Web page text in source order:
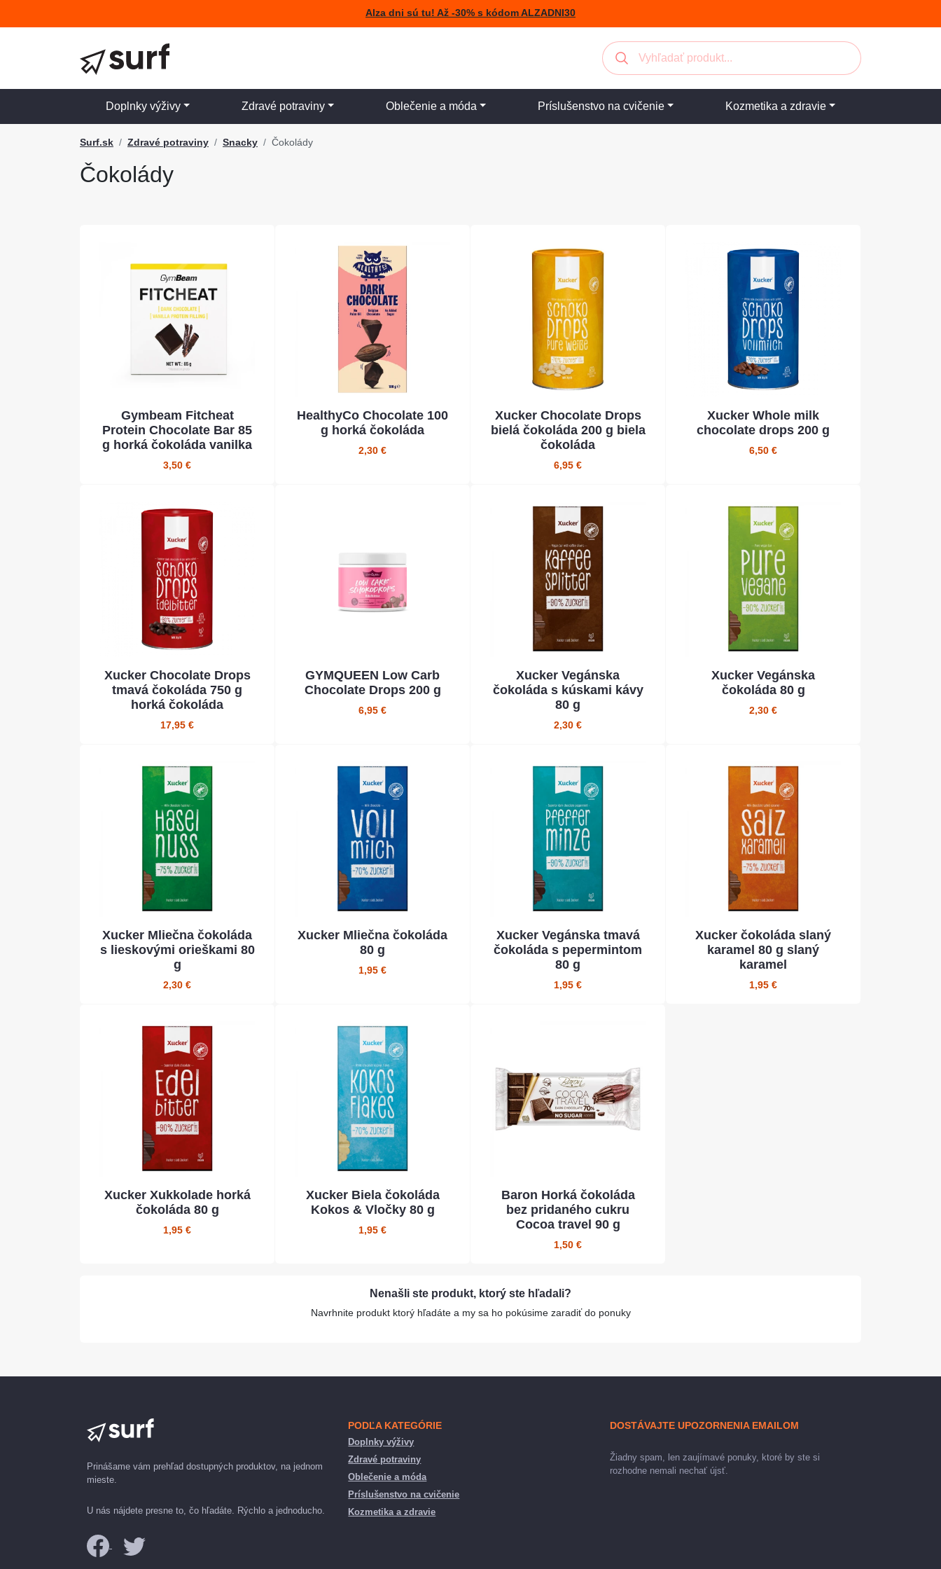
Alza dni sú tu! Až -30% s kódom ALZADNI30
Doplnky výživy Zdravé potraviny Oblečenie a móda Príslušenstvo na cvičenie Kozmetika a zdravie
Surf.sk Zdravé potraviny Snacky Čokolády
Čokolády
Gymbeam Fitcheat
Protein Chocolate Bar 85
g horká čokoláda vanilka
3,50 €
HealthyCo Chocolate 100
g horká čokoláda
2,30 €
Xucker Chocolate Drops
bielá čokoláda 200 g biela
čokoláda
6,95 €
Xucker Whole milk
chocolate drops 200 g
6,50 €
Xucker Chocolate Drops
tmavá čokoláda 750 g
horká čokoláda
17,95 €
GYMQUEEN Low Carb
Chocolate Drops 200 g
6,95 €
Xucker Vegánska
čokoláda s kúskami kávy
80 g
2,30 €
Xucker Vegánska
čokoláda 80 g
2,30 €
Xucker Mliečna čokoláda
s lieskovými orieškami 80
g
2,30 €
Xucker Mliečna čokoláda
80 g
1,95 €
Xucker Vegánska tmavá
čokoláda s pepermintom
80 g
1,95 €
Xucker čokoláda slaný
karamel 80 g slaný
karamel
1,95 €
Xucker Xukkolade horká
čokoláda 80 g
1,95 €
Xucker Biela čokoláda
Kokos & Vločky 80 g
1,95 €
Baron Horká čokoláda
bez pridaného cukru
Cocoa travel 90 g
1,50 €
Nenašli ste produkt, ktorý ste hľadali?
Navrhnite produkt ktorý hľadáte a my sa ho pokúsime zaradiť do ponuky
Prinášame vám prehľad dostupných produktov, na jednom
mieste.
U nás nájdete presne to, čo hľadáte. Rýchlo a jednoducho.
PODĽA KATEGÓRIE
Doplnky výživy
Zdravé potraviny
Oblečenie a móda
Príslušenstvo na cvičenie
Kozmetika a zdravie
DOSTÁVAJTE UPOZORNENIA EMAILOM
Žiadny spam, len zaujímavé ponuky, ktoré by ste si
rozhodne nemali nechať újsť.